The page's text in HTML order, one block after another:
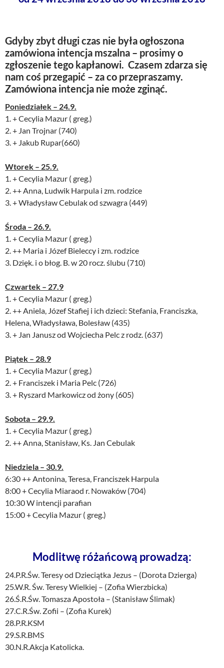
Gdyby zbyt długi czas nie była ogłoszona
zamówiona intencja mszalna – prosimy o
zgłoszenie tego kapłanowi. Czasem zdarza się
nam coś przegapić – za co przepraszamy.
Zamówiona intencja nie może zginąć.
Poniedziałek – 24.9.
1. + Cecylia Mazur ( greg.)
2. + Jan Trojnar (740)
3. + Jakub Rupar(660)
Wtorek – 25.9.
1. + Cecylia Mazur ( greg.)
2. ++ Anna, Ludwik Harpula i zm. rodzice
3. + Władysław Cebulak od szwagra (449)
Środa – 26.9.
1. + Cecylia Mazur ( greg.)
2. ++ Maria i Józef Bieleccy i zm. rodzice
3. Dzięk. i o błog. B. w 20 rocz. ślubu (710)
Czwartek – 27.9
1. + Cecylia Mazur ( greg.)
2. ++ Aniela, Józef Stafiej i ich dzieci: Stefania, Franciszka,
Helena, Władysława, Bolesław (435)
3. + Jan Janusz od Wojciecha Pelc z rodz. (637)
Piątek – 28.9
1. + Cecylia Mazur ( greg.)
2. + Franciszek i Maria Pelc (726)
3. + Ryszard Markowicz od żony (605)
Sobota – 29.9.
1. + Cecylia Mazur ( greg.)
2. ++ Anna, Stanisław, Ks. Jan Cebulak
Niedziela – 30.9.
6:30 ++ Antonina, Teresa, Franciszek Harpula
8:00 + Cecylia Miaraod r. Nowaków (704)
10:30 W intencji parafian
15:00 + Cecylia Mazur ( greg.)
Modlitwę różańcową prowadzą:
24.P.R.Św. Teresy od Dzieciątka Jezus – (Dorota Dzierga)
25.W.R. Św. Teresy Wielkiej – (Zofia Wierzbicka)
26.Ś.R.Św. Tomasza Apostoła – (Stanisław Ślimak)
27.C.R.Św. Zofii – (Zofia Kurek)
28.P.R.KSM
29.S.R.BMS
30.N.R.Akcja Katolicka.